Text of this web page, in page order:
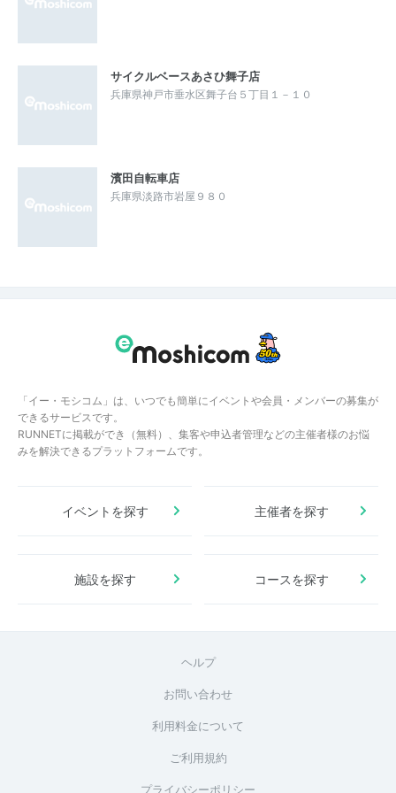
サイクルベースあさひ舞子店
兵庫県神戸市垂水区舞子台５丁目１－１０
濱田自転車店
兵庫県淡路市岩屋９８０
「イー・モシコム」は、いつでも簡単にイベントや会員・メンバーの募集が
できるサービスです。
RUNNETに掲載ができ（無料）、集客や申込者管理などの主催者様のお悩
みを解決できるプラットフォームです。
イベントを探す 主催者を探す
施設を探す コースを探す
ヘルプ
お問い合わせ
利用料金について
ご利用規約
プライバシーポリシー